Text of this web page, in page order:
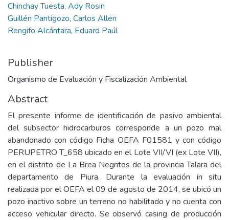
Chinchay Tuesta, Ady Rosin
Guillén Pantigozo, Carlos Allen
Rengifo Alcántara, Eduard Paúl
Publisher
Organismo de Evaluación y Fiscalización Ambiental
Abstract
El presente informe de identificación de pasivo ambiental
del subsector hidrocarburos corresponde a un pozo mal
abandonado con código Ficha OEFA F01581 y con código
PERUPETRO T_658 ubicado en el Lote VII/VI (ex Lote VII),
en el distrito de La Brea Negritos de la provincia Talara del
departamento de Piura. Durante la evaluación in situ
realizada por el OEFA el 09 de agosto de 2014, se ubicó un
pozo inactivo sobre un terreno no habilitado y no cuenta con
acceso vehicular directo. Se observó casing de producción